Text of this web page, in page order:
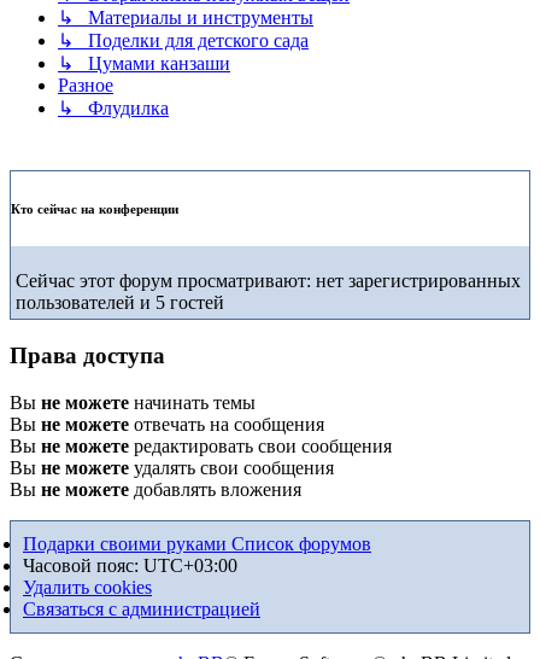
↳ Материалы и инструменты
↳ Поделки для детского сада
↳ Цумами канзаши
Разное
↳ Флудилка
Кто сейчас на конференции
Сейчас этот форум просматривают: нет зарегистрированных
пользователей и 5 гостей
Права доступа
Вы не можете начинать темы
Вы не можете отвечать на сообщения
Вы не можете редактировать свои сообщения
Вы не можете удалять свои сообщения
Вы не можете добавлять вложения
Подарки своими руками Список форумов
Часовой пояс: UTC+03:00
Удалить cookies
Связаться с администрацией